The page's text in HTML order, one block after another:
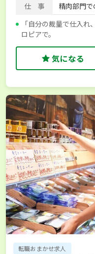
仕 事
精肉部門
「自分の裁量で仕入
ロピアで。
気になる
転職おまかせ求人